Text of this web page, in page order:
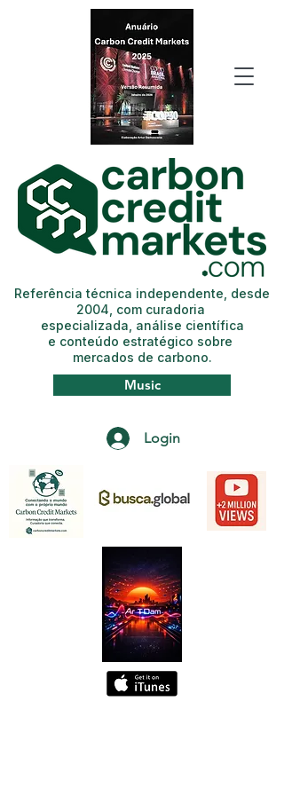
Login
Music
Referência técnica independente, desde
2004, com curadoria
especializada, análise científica
e conteúdo estratégico sobre
mercados de carbono.